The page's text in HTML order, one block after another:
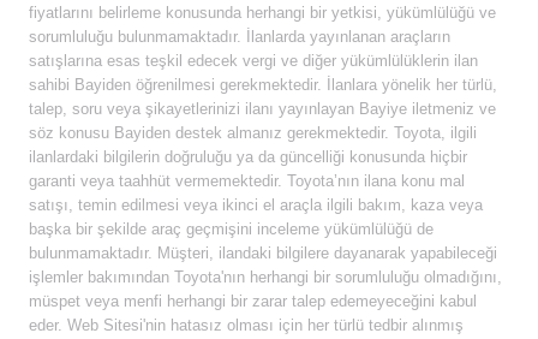
fiyatlarını belirleme konusunda herhangi bir yetkisi, yükümlülüğü ve
sorumluluğu bulunmamaktadır. İlanlarda yayınlanan araçların
satışlarına esas teşkil edecek vergi ve diğer yükümlülüklerin ilan
sahibi Bayiden öğrenilmesi gerekmektedir. İlanlara yönelik her türlü,
talep, soru veya şikayetlerinizi ilanı yayınlayan Bayiye iletmeniz ve
söz konusu Bayiden destek almanız gerekmektedir. Toyota, ilgili
ilanlardaki bilgilerin doğruluğu ya da güncelliği konusunda hiçbir
garanti veya taahhüt vermemektedir. Toyota’nın ilana konu mal
satışı, temin edilmesi veya ikinci el araçla ilgili bakım, kaza veya
başka bir şekilde araç geçmişini inceleme yükümlülüğü de
bulunmamaktadır. Müşteri, ilandaki bilgilere dayanarak yapabileceği
işlemler bakımından Toyota'nın herhangi bir sorumluluğu olmadığını,
müspet veya menfi herhangi bir zarar talep edemeyeceğini kabul
eder. Web Sitesi'nin hatasız olması için her türlü tedbir alınmış